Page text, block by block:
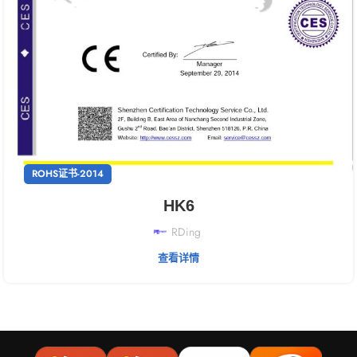
ROHS证书-2014
HK6
RDing
查看详情